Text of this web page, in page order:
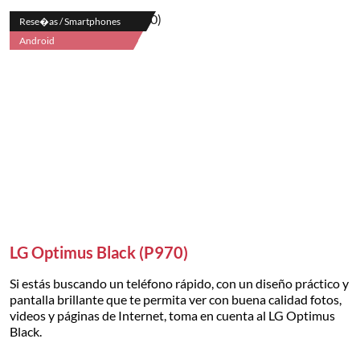
Rese�as / Smartphones
Android
LG Optimus Black (P970)
Si estás buscando un teléfono rápido, con un diseño práctico y
pantalla brillante que te permita ver con buena calidad fotos,
videos y páginas de Internet, toma en cuenta al LG Optimus
Black.